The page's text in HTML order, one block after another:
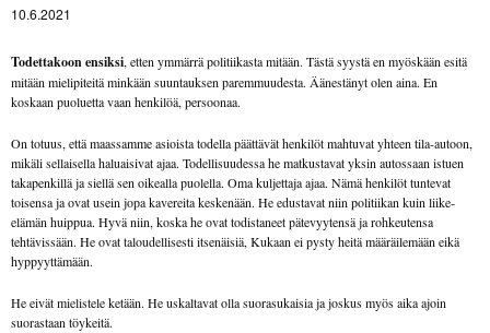
10.6.2021
Todettakoon ensiksi, etten ymmärrä politiikasta mitään. Tästä syystä en myöskään esitä
mitään mielipiteitä minkään suuntauksen paremmuudesta. Äänestänyt olen aina. En
koskaan puoluetta vaan henkilöä, persoonaa.
On totuus, että maassamme asioista todella päättävät henkilöt mahtuvat yhteen tila-autoon,
mikäli sellaisella haluaisivat ajaa. Todellisuudessa he matkustavat yksin autossaan istuen
takapenkillä ja siellä sen oikealla puolella. Oma kuljettaja ajaa. Nämä henkilöt tuntevat
toisensa ja ovat usein jopa kavereita keskenään. He edustavat niin politiikan kuin liike­
elämän huippua. Hyvä niin, koska he ovat todistaneet pätevyytensä ja rohkeutensa
tehtävissään. He ovat taloudellisesti itsenäisiä, Kukaan ei pysty heitä määräilemään eikä
hyppyyttämään.
He eivät mielistele ketään. He uskaltavat olla suorasukaisia ja joskus myös aika ajoin
suorastaan töykeitä.